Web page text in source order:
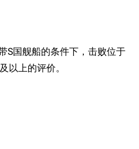
S国舰船的条件下，击败位于
以上的评价。